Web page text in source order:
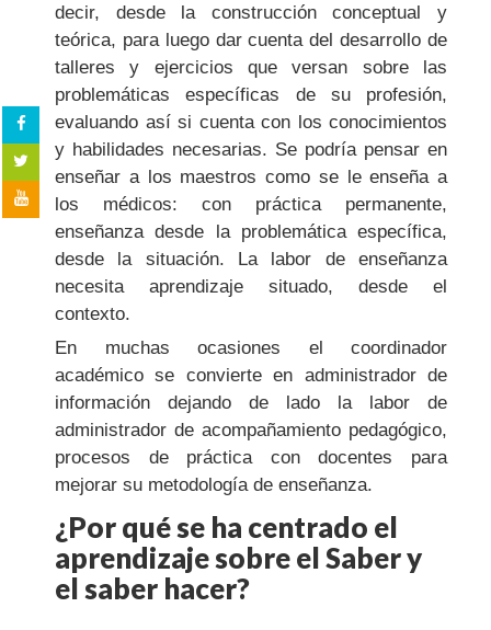
decir, desde la construcción conceptual y
teórica, para luego dar cuenta del desarrollo de
talleres y ejercicios que versan sobre las
problemáticas específicas de su profesión,
evaluando así si cuenta con los conocimientos
y habilidades necesarias. Se podría pensar en
enseñar a los maestros como se le enseña a
los médicos: con práctica permanente,
enseñanza desde la problemática específica,
desde la situación. La labor de enseñanza
necesita aprendizaje situado, desde el
contexto.
En muchas ocasiones el coordinador
académico se convierte en administrador de
información dejando de lado la labor de
administrador de acompañamiento pedagógico,
procesos de práctica con docentes para
mejorar su metodología de enseñanza.
¿Por qué se ha centrado el
aprendizaje sobre el Saber y
el saber hacer?